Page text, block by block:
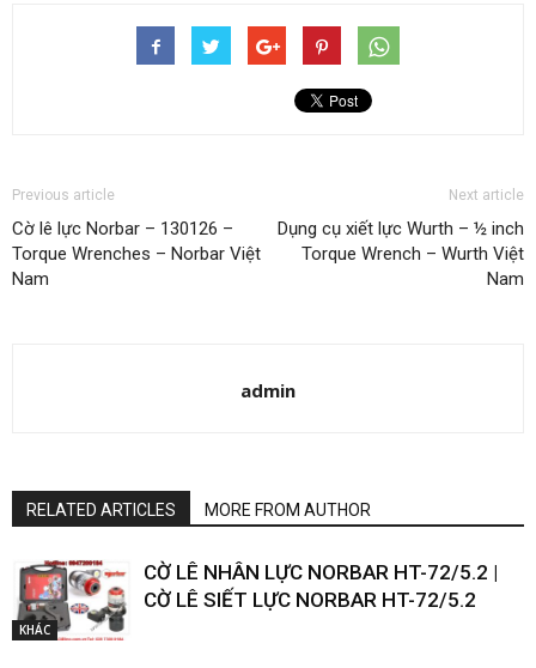
Previous article
Cờ lê lực Norbar – 130126 –
Torque Wrenches – Norbar Việt
Nam
Next article
Dụng cụ xiết lực Wurth – ½ inch
Torque Wrench – Wurth Việt
Nam
admin
RELATED ARTICLES MORE FROM AUTHOR
KHÁC
CỜ LÊ NHÂN LỰC NORBAR HT-72/5.2 |
CỜ LÊ SIẾT LỰC NORBAR HT-72/5.2